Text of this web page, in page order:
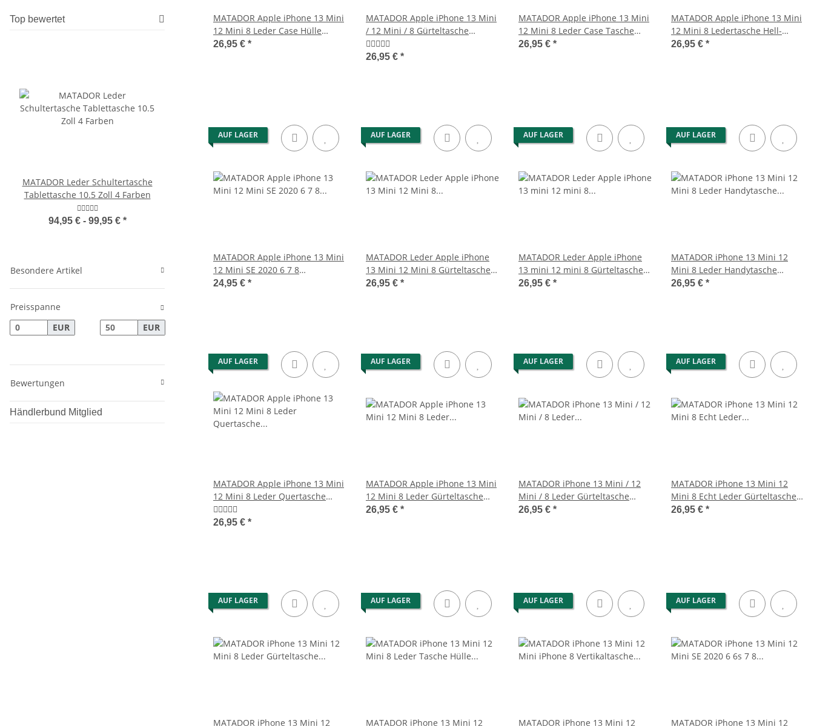
MATADOR Apple iPhone 13 Mini
12 Mini 8 Leder Case Hülle
Schwarz
26,95 € *
MATADOR Apple iPhone 13 Mini
/ 12 Mini / 8 Gürteltasche
Schwarz
26,95 € *
MATADOR Apple iPhone 13 Mini
12 Mini 8 Leder Case Tasche
Braun
26,95 € *
MATADOR Apple iPhone 13 Mini
12 Mini 8 Ledertasche Hell-
Braun
26,95 € *
AUF LAGER
MATADOR Apple iPhone 13 Mini
12 Mini SE 2020 6 7 8
Ledertasche Braun
24,95 € *
AUF LAGER
MATADOR Leder Apple iPhone
13 Mini 12 Mini 8 Gürteltasche
Braun
26,95 € *
AUF LAGER
MATADOR Leder Apple iPhone
13 mini 12 mini 8 Gürteltasche
Schwarz
26,95 € *
AUF LAGER
MATADOR iPhone 13 Mini 12
Mini 8 Leder Handytasche
Vintage Braun
26,95 € *
AUF LAGER
MATADOR Apple iPhone 13 Mini
12 Mini 8 Leder Quertasche
Braun
26,95 € *
AUF LAGER
MATADOR Apple iPhone 13 Mini
12 Mini 8 Leder Gürteltasche
Clip Braun
26,95 € *
AUF LAGER
MATADOR iPhone 13 Mini / 12
Mini / 8 Leder Gürteltasche
Antik Braun
26,95 € *
AUF LAGER
MATADOR iPhone 13 Mini 12
Mini 8 Echt Leder Gürteltasche
Braun
26,95 € *
AUF LAGER
MATADOR iPhone 13 Mini 12
AUF LAGER
MATADOR iPhone 13 Mini 12
AUF LAGER
MATADOR iPhone 13 Mini 12
AUF LAGER
MATADOR iPhone 13 Mini 12
Top bewertet
MATADOR Leder Schultertasche
Tablettasche 10.5 Zoll 4 Farben
94,95 € - 99,95 € *
MATADOR Samsung Galaxy J5
2016 Leder Gürteltasche Konjak
MATADOR PALERMO Kleine
Leder Umhängetasche Damen
MATADOR Leder Schultertasche
Brusttasche mit Handyfach
MATADOR BRISBANE Universal
Handy Gürteltasche Leder 6.1
Besondere Artikel
Preisspanne
EUR
EUR
Bewertungen
Händlerbund Mitglied